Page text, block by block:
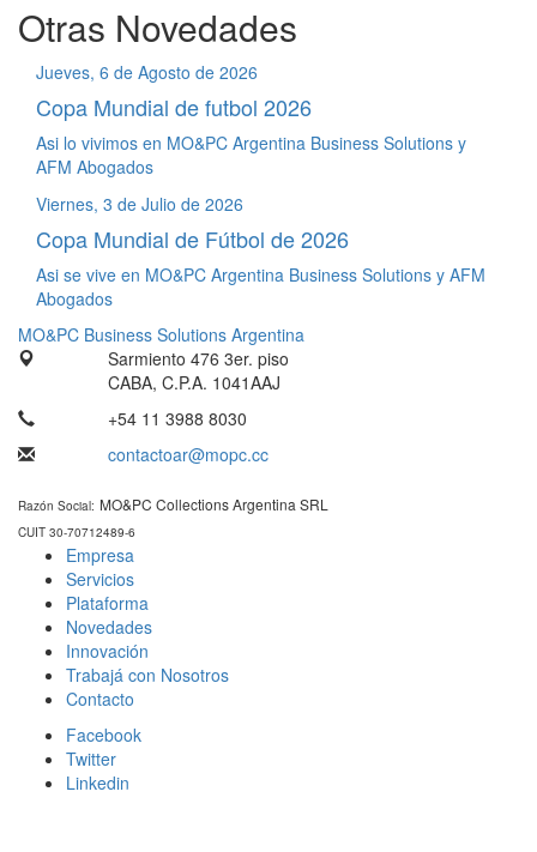
Otras Novedades
Jueves, 6 de Agosto de 2026
Copa Mundial de futbol 2026
Asi lo vivimos en MO&PC Argentina Business Solutions y
AFM Abogados
Viernes, 3 de Julio de 2026
Copa Mundial de Fútbol de 2026
Asi se vive en MO&PC Argentina Business Solutions y AFM
Abogados
MO&PC Business Solutions Argentina
Sarmiento 476 3er. piso
CABA, C.P.A. 1041AAJ
+54 11 3988 8030
contactoar@mopc.cc
Razón Social: MO&PC Collections Argentina SRL
CUIT 30-70712489-6
Empresa
Servicios
Plataforma
Novedades
Innovación
Trabajá con Nosotros
Contacto
Facebook
Twitter
Linkedin